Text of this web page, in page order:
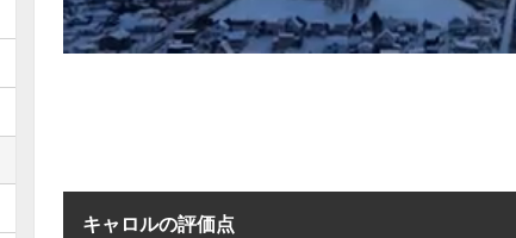
キャロルの評価点